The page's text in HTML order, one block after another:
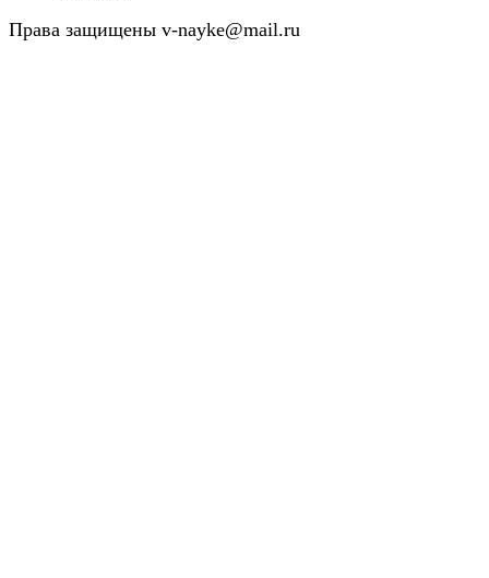
Права защищены v-nayke@mail.ru